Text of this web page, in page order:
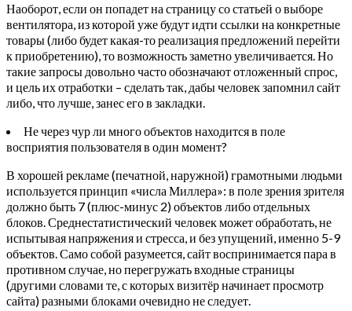
Наоборот, если он попадет на страницу со статьей о выборе
вентилятора, из которой уже будут идти ссылки на конкретные
товары (либо будет какая-то реализация предложений перейти
к приобретению), то возможность заметно увеличивается. Но
такие запросы довольно часто обозначают отложенный спрос,
и цель их отработки – сделать так, дабы человек запомнил сайт
либо, что лучше, занес его в закладки.
Не через чур ли много объектов находится в поле
восприятия пользователя в один момент?
В хорошей рекламе (печатной, наружной) грамотными людьми
используется принцип «числа Миллера»: в поле зрения зрителя
должно быть 7 (плюс-минус 2) объектов либо отдельных
блоков. Среднестатистический человек может обработать, не
испытывая напряжения и стресса, и без упущений, именно 5-9
объектов. Само собой разумеется, сайт воспринимается пара в
противном случае, но перегружать входные страницы
(другими словами те, с которых визитёр начинает просмотр
сайта) разными блоками очевидно не следует.